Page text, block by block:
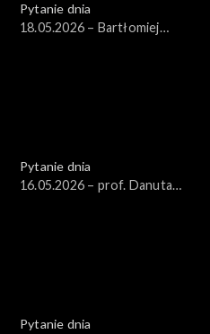
Pytanie dnia
18.05.2026 – Bartłomiej
Pytanie dnia
16.05.2026 – prof. Danuta
Pytanie dnia